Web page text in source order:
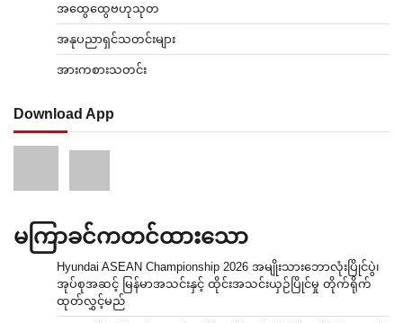
အထွေထွေဗဟုသုတ
အနုပညာရှင်သတင်းများ
အားကစားသတင်း
Download App
မကြာခင်ကတင်ထားသော
Hyundai ASEAN Championship 2026 အမျိုးသားဘောလုံးပြိုင်ပွဲ၊
အုပ်စုအဆင့် မြန်မာအသင်းနှင့် ထိုင်းအသင်းယှဉ်ပြိုင်မှု တိုက်ရိုက်
ထုတ်လွှင့်မည်